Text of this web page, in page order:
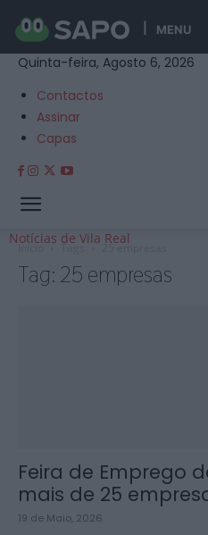
MENU
Quinta-feira, Agosto 6, 2026
Contactos
Assinar
Capas
Notícias de Vila Real
Início Tags 25 empresas
Tag: 25 empresas
Feira de Emprego
mais de 25
19 de Maio, 2026